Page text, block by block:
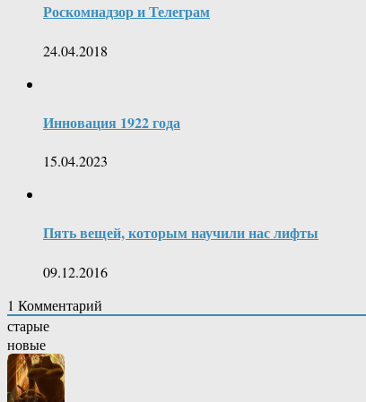
Роскомнадзор и Телеграм
24.04.2018
Инновация 1922 года
15.04.2023
Пять вещей, которым научили нас лифты
09.12.2016
1 Комментарий
старые
новые